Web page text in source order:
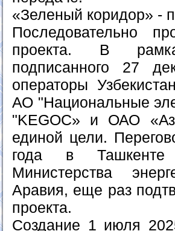
«Зеленый коридор» -
Последовательно
проекта. В
подписанного 27
операторы
АО "Национальные
"KEGOC» и ОАО
единой цели.
года в Ташкенте
Министерства
Аравия, еще раз
проекта.
Создание 1 июля